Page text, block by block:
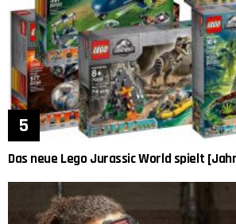
Das neue Lego Jurassic World spielt